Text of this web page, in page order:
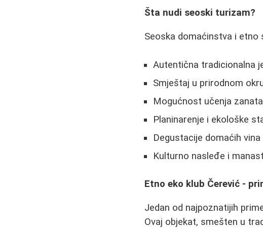
Šta nudi seoski turizam?
Seoska domaćinstva i etno
Autentična tradicionalna
Smještaj u prirodnom
Mogućnost učenja
Planinarenje i ekološke
Degustacije domaćih vina
Kulturno nasleđe i
Etno eko klub Čerević -
Jedan od najpoznatijih
Ovaj objekat, smešten u